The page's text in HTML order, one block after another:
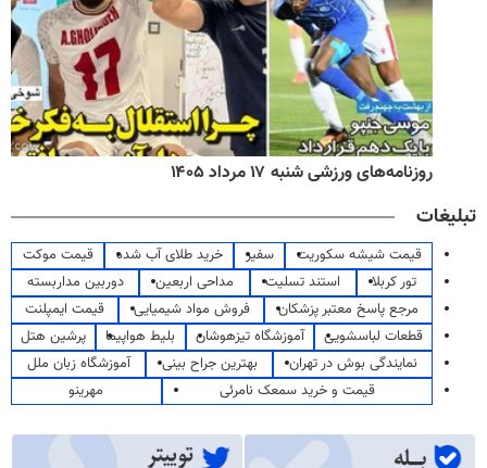
روزنامه‌های ورزشی شنبه ۱۷ مرداد ۱۴۰۵
تبلیغات
قیمت شیشه سکوریت سفیر خرید طلای آب شده
قیمت موکت
تور کربلا
استند تسلیت مداحی اربعین
دوربین مداربسته
مرجع پاسخ معتبر پزشکان
فروش مواد شیمیایی
قیمت ایمپلنت
قطعات لباسشویی
آموزشگاه تیزهوشان بلیط هواپیما
پرشین هتل
نمایندگی بوش در تهران
بهترین جراح بینی
آموزشگاه زبان ملل
قیمت و خرید سمعک نامرئی
مهرینو